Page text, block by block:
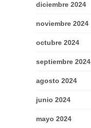
diciembre 2024
noviembre 2024
octubre 2024
septiembre 2024
agosto 2024
junio 2024
mayo 2024